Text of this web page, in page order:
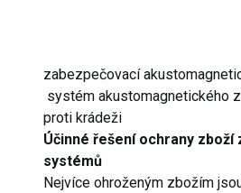
zabezpečovací
systém akustomagnetického
proti krádeži
Účinné řešení ochrany zboží
systémů
Nejvíce ohroženým zbožím